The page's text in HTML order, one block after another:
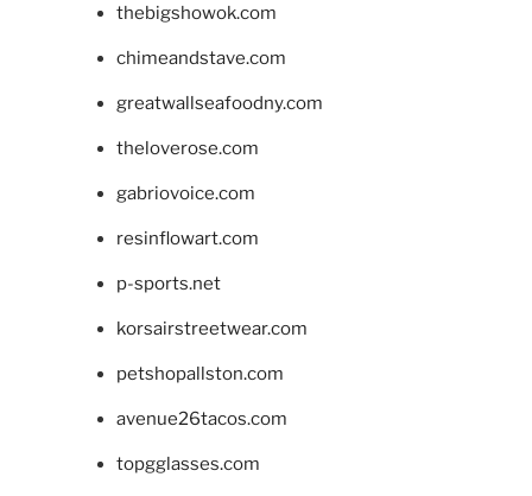
thebigshowok.com
chimeandstave.com
greatwallseafoodny.com
theloverose.com
gabriovoice.com
resinflowart.com
p-sports.net
korsairstreetwear.com
petshopallston.com
avenue26tacos.com
topgglasses.com